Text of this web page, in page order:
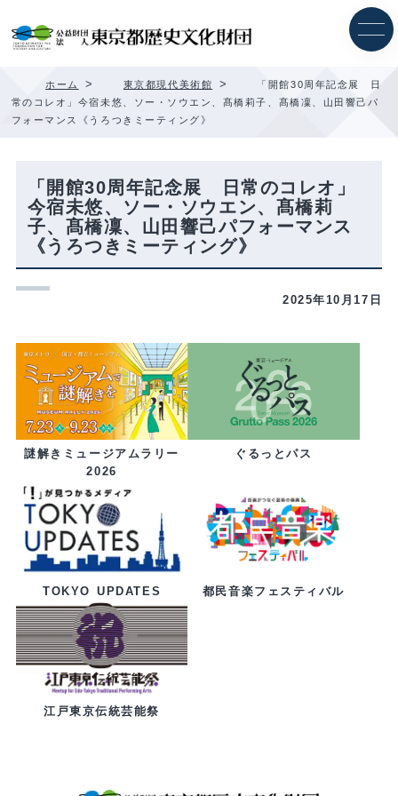
ッ
ホーム > 東京都現代美術館 >
「開館30周年記念展 日
常のコレオ」今宿未悠、ソー・ソウエン、髙橋莉子、髙橋凜、山田響己パ
フォーマンス《うろつきミーティング》
「開館30周年記念展 日常のコレオ」
今宿未悠、ソー・ソウエン、髙橋莉
子、髙橋凜、山田響己パフォーマンス
《うろつきミーティング》
2025年10月17日
謎解きミュージアムラリー
2026
ぐるっとパス
TOKYO UPDATES 都民音楽フェスティバル
江戸東京伝統芸能祭